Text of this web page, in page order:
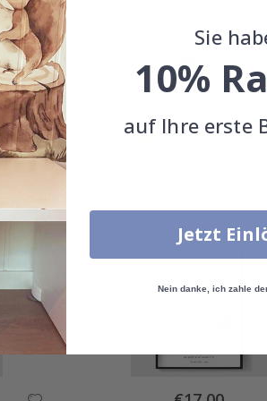
Special
Sie
10%
auf Ihre erste
Jetzt
Nein danke, ich zahle